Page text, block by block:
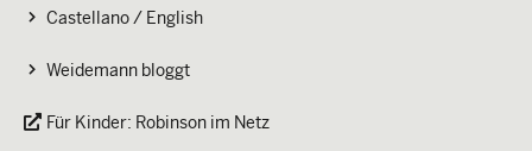
Castellano / English
Weidemann bloggt
Für Kinder: Robinson im Netz